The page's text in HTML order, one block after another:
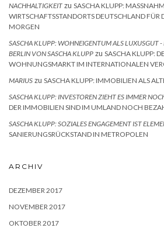
NACHHALTIGKEIT zu SASCHA KLUPP:
IRTSCHAFTSSTANDORTS DEUTSCHLAND FÜR
ORGEN
SASCHA KLUPP: WOHNEIGENTUM ALS LUXUSGUT
BERLIN VON SASCHA KLUPP zu SASCHA KLUPP:
WOHNUNGSMARKT IM INTERNATIONALEN
MARIUS zu SASCHA KLUPP: IMMOBILIEN ALS
SASCHA KLUPP: INVESTOREN ZIEHT ES IMMER
DER IMMOBILIEN SIND IM UMLAND NOCH
SASCHA KLUPP: SOZIALES ENGAGEMENT IST
SANIERUNGSRÜCKSTAND IN METROPOLEN
ARCHIV
DEZEMBER 2017
NOVEMBER 2017
OKTOBER 2017